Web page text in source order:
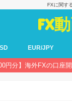
FXに関す
FX
EUR/JPY
円分】海外FXの口